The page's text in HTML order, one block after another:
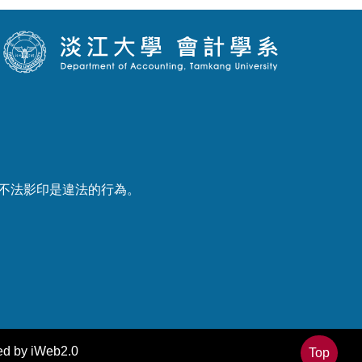
影印是違法的行為。
by iWeb2.0 Top